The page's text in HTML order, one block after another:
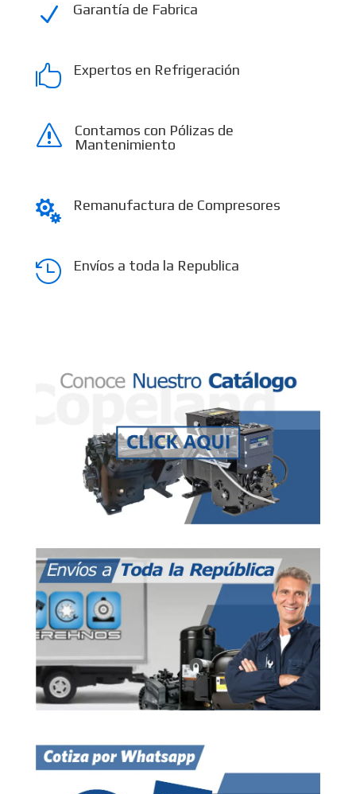
N Garantía de Fabrica
 Expertos en Refrigeración
s
Contamos con Pólizas de
Mantenimiento
 Remanufactura de Compresores
 Envíos a toda la Republica